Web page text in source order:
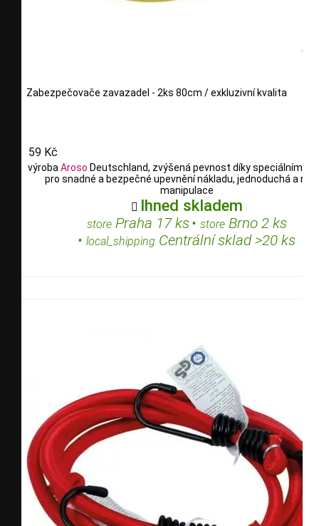
Zabezpečovače zavazadel - 2ks 80cm / exkluzivní kvalita
59 Kč
výroba Aroso Deutschland, zvýšená pevnost díky speciálním
pro snadné a bezpečné upevnění nákladu, jednoduchá a
manipulace
 Ihned skladem
storePraha 17 ks• storeBrno 2 ks
• local_shipping Centrální sklad >20 ks